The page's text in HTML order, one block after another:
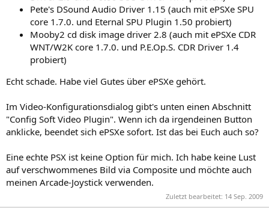
Pete's DSound Audio Driver 1.15 (auch mit ePSXe SPU
core 1.7.0. und Eternal SPU Plugin 1.50 probiert)
Mooby2 cd disk image driver 2.8 (auch mit ePSXe CDR
WNT/W2K core 1.7.0. und P.E.Op.S. CDR Driver 1.4
probiert)
Echt schade. Habe viel Gutes über ePSXe gehört.
Im Video-Konfigurationsdialog gibt's unten einen Abschnitt
"Config Soft Video Plugin". Wenn ich da irgendeinen Button
anklicke, beendet sich ePSXe sofort. Ist das bei Euch auch so?
Eine echte PSX ist keine Option für mich. Ich habe keine Lust
auf verschwommenes Bild via Composite und möchte auch
meinen Arcade-Joystick verwenden.
Zuletzt bearbeitet: 14 Sep. 2009